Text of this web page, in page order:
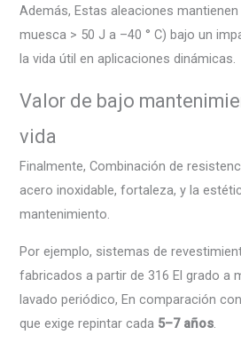
Además, Estas aleaciones
muesca > 50 J a –40 ° C) bajo un
la vida útil en aplicaciones dinámicas.
Valor de bajo
vida
Finalmente, Combinación de
acero inoxidable, fortaleza, y la
mantenimiento.
Por ejemplo, sistemas de
fabricados a partir de 316 El grado a
lavado periódico, En comparación
que exige repintar cada 5–7 años.